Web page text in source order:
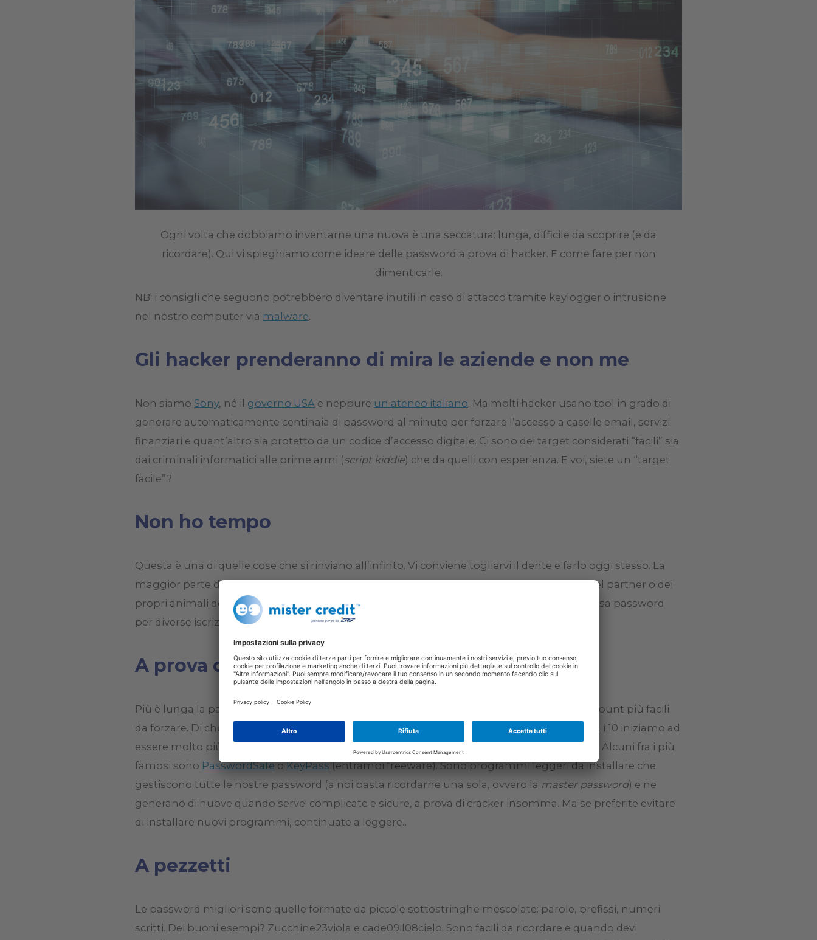
Ogni volta che dobbiamo inventarne una nuova è una seccatura: lunga, difficile da scoprire (e da
ricordare). Qui vi spieghiamo come ideare delle password a prova di hacker. E come fare per non
dimenticarle.
NB: i consigli che seguono potrebbero diventare inutili in caso di attacco tramite keylogger o intrusione
nel nostro computer via malware.
Gli hacker prenderanno di mira le aziende e non me
Non siamo Sony, né il governo USA e neppure un ateneo italiano. Ma molti hacker usano tool in grado di
generare automaticamente centinaia di password al minuto per forzare l’accesso a caselle email, servizi
finanziari e quant’altro sia protetto da un codice d’accesso digitale. Ci sono dei target considerati “facili” sia
dai criminali informatici alle prime armi (script kiddie) che da quelli con esperienza. E voi, siete un “target
facile”?
Non ho tempo
Questa è una di quelle cose che si rinviano all’infinto. Vi conviene togliervi il dente e farlo oggi stesso. La
maggior parte dei computer ha password composte da nomi, cognomi, date di nascita del partner o dei
propri animali domestici. E la cosa più rischiosa, ma anche la più diffusa, è utilizzare la stessa password
per diverse iscrizioni.
A prova di bomba
Più è lunga la password, più siamo al sicuro, anche perché i cyber criminali cercano gli account più facili
da forzare. Di che lunghezza stiamo parlando? 6 caratteri sono pochi, 8 la media, ma sopra i 10 iniziamo ad
essere molto più sicuri. Esistono poi software che gestiscono e generano password sicure. Alcuni fra i più
famosi sono PasswordSafeoKeyPass(entrambi freeware). Sono programmi leggeri da installare che
gestiscono tutte le nostre password (a noi basta ricordarne una sola, ovvero la master password) e ne
generano di nuove quando serve: complicate e sicure, a prova di cracker insomma. Ma se preferite evitare
di installare nuovi programmi, continuate a leggere…
A pezzetti
Le password migliori sono quelle formate da piccole sottostringhe mescolate: parole, prefissi, numeri
scritti. Dei buoni esempi? Zucchine23viola e cade09il08cielo. Sono facili da ricordare e quando devi